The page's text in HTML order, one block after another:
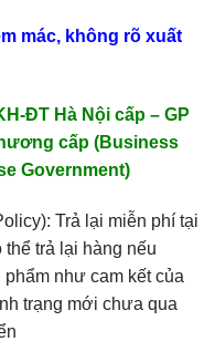
mác, không rõ xuất
ĐT Hà Nội cấp – GP
cấp (Business
Government)
Trả lại miễn phí tại
thể trả lại hàng nếu
như cam kết của
trạng mới chưa qua